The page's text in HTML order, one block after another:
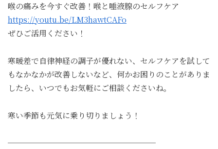
喉の痛みを今すぐ改善！喉と唾液腺のセルフケア
https://youtu.be/LM3hawtCAFo
ぜひご活用ください！
寒暖差で自律神経の調子が優れない、セルフケアを試して
もなかなかが改善しないなど、何かお困りのことがありま
したら、いつでもお気軽にご相談くださいね。
寒い季節も元気に乗り切りましょう！
───────────────────